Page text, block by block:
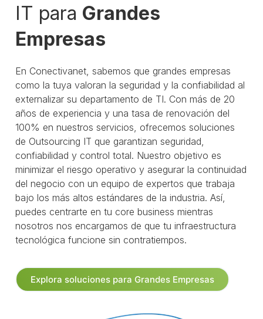
IT para Grandes
Empresas
En Conectivanet, sabemos que grandes empresas
como la tuya valoran la seguridad y la confiabilidad al
externalizar su departamento de TI. Con más de 20
años de experiencia y una tasa de renovación del
100% en nuestros servicios, ofrecemos soluciones
de Outsourcing IT que garantizan seguridad,
confiabilidad y control total. Nuestro objetivo es
minimizar el riesgo operativo y asegurar la continuidad
del negocio con un equipo de expertos que trabaja
bajo los más altos estándares de la industria. Así,
puedes centrarte en tu core business mientras
nosotros nos encargamos de que tu infraestructura
tecnológica funcione sin contratiempos.
Explora soluciones para Grandes Empresas